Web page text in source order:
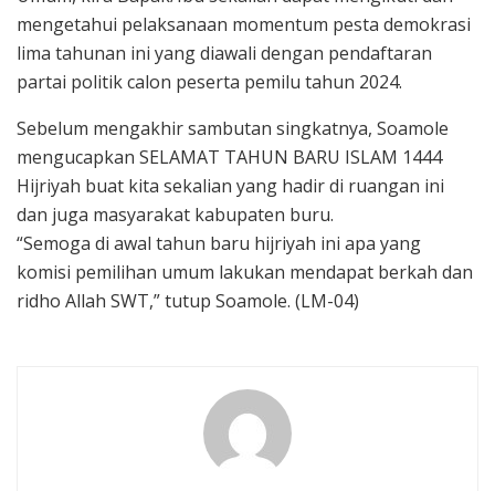
mengetahui pelaksanaan momentum pesta demokrasi
lima tahunan ini yang diawali dengan pendaftaran
partai politik calon peserta pemilu tahun 2024.
Sebelum mengakhir sambutan singkatnya, Soamole
mengucapkan SELAMAT TAHUN BARU ISLAM 1444
Hijriyah buat kita sekalian yang hadir di ruangan ini
dan juga masyarakat kabupaten buru.
“Semoga di awal tahun baru hijriyah ini apa yang
komisi pemilihan umum lakukan mendapat berkah dan
ridho Allah SWT,” tutup Soamole. (LM-04)